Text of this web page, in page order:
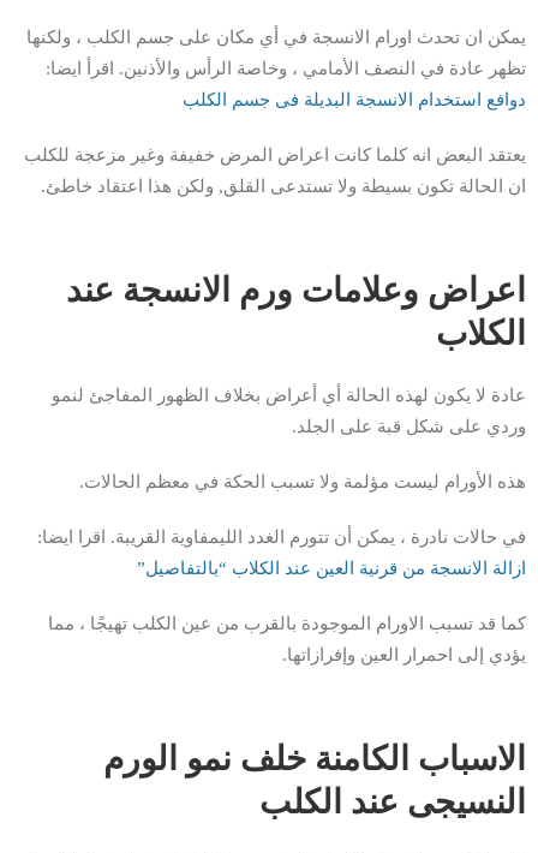
يمكن ان تحدث اورام الانسجة في أي مكان على جسم الكلب ، ولكنها
تظهر عادة في النصف الأمامي ، وخاصة الرأس والأذنين. اقرأ ايضا:
دوافع استخدام الانسجة البديلة فى جسم الكلب
يعتقد البعض انه كلما كانت اعراض المرض خفيفة وغير مزعجة للكلب
ان الحالة تكون بسيطة ولا تستدعى القلق, ولكن هذا اعتقاد خاطئ.
اعراض وعلامات ورم الانسجة عند
الكلاب
عادة لا يكون لهذه الحالة أي أعراض بخلاف الظهور المفاجئ لنمو
وردي على شكل قبة على الجلد.
هذه الأورام ليست مؤلمة ولا تسبب الحكة في معظم الحالات.
في حالات نادرة ، يمكن أن تتورم الغدد الليمفاوية القريبة. اقرا ايضا:
ازالة الانسجة من قرنية العين عند الكلاب “بالتفاصيل”
كما قد تسبب الاورام الموجودة بالقرب من عين الكلب تهيجًا ، مما
يؤدي إلى احمرار العين وإفرازاتها.
الاسباب الكامنة خلف نمو الورم
النسيجى عند الكلب